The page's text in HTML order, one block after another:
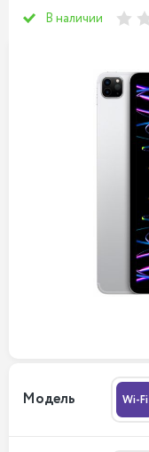
В наличии
Модель Wi-Fi